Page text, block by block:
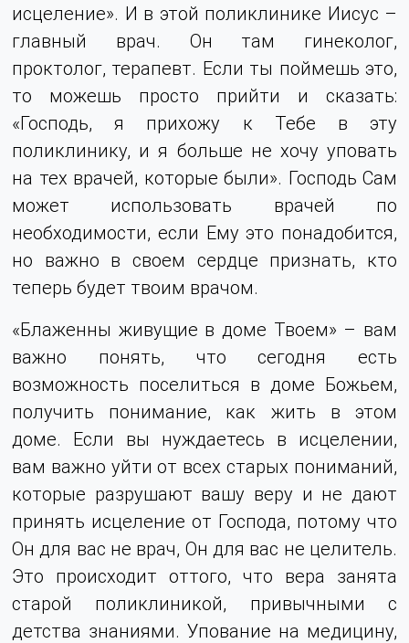
исцеление». И в этой поликлинике Иисус –
главный врач. Он там гинеколог,
проктолог, терапевт. Если ты поймешь это,
то можешь просто прийти и сказать:
«Господь, я прихожу к Тебе в эту
поликлинику, и я больше не хочу уповать
на тех врачей, которые были». Господь Сам
может использовать врачей по
необходимости, если Ему это понадобится,
но важно в своем сердце признать, кто
теперь будет твоим врачом.
«Блаженны живущие в доме Твоем» – вам
важно понять, что сегодня есть
возможность поселиться в доме Божьем,
получить понимание, как жить в этом
доме. Если вы нуждаетесь в исцелении,
вам важно уйти от всех старых пониманий,
которые разрушают вашу веру и не дают
принять исцеление от Господа, потому что
Он для вас не врач, Он для вас не целитель.
Это происходит оттого, что вера занята
старой поликлиникой, привычными с
детства знаниями. Упование на медицину,